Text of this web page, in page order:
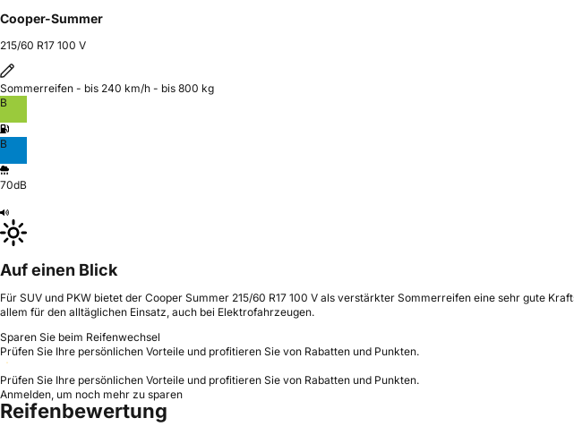
Cooper-Summer
215/60 R17 100 V
Sommerreifen - bis 240 km/h - bis 800 kg
B
B
70dB
Auf einen Blick
Für SUV und PKW bietet der Cooper Summer 215/60 R17 100 V als verstärkter Sommerreifen eine sehr gute
allem für den alltäglichen Einsatz, auch bei Elektrofahrzeugen.
Sparen Sie beim Reifenwechsel
Prüfen Sie Ihre persönlichen Vorteile und profitieren Sie von Rabatten und Punkten.
Prüfen Sie Ihre persönlichen Vorteile und profitieren Sie von Rabatten und Punkten.
Anmelden, um noch mehr zu sparen
Reifenbewertung